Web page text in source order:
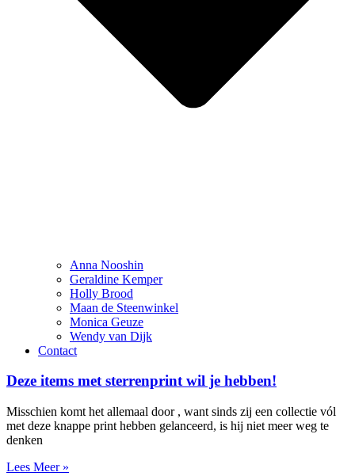
Anna Nooshin
Geraldine Kemper
Holly Brood
Maan de Steenwinkel
Monica Geuze
Wendy van Dijk
Contact
Deze items met sterrenprint wil je hebben!
Misschien komt het allemaal door , want sinds zij een collectie vól
met deze knappe print hebben gelanceerd, is hij niet meer weg te
denken
Lees Meer »